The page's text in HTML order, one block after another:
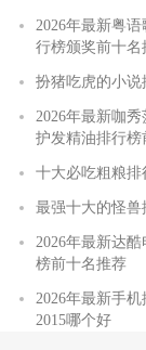
2026年最新粤
行榜颁奖前十名
扮猪吃虎的小
2026年最新咖
护发精油排行榜
十大必吃粗粮
最强十大的怪
2026年最新达
榜前十名推荐
2026年最新手
2015哪个好